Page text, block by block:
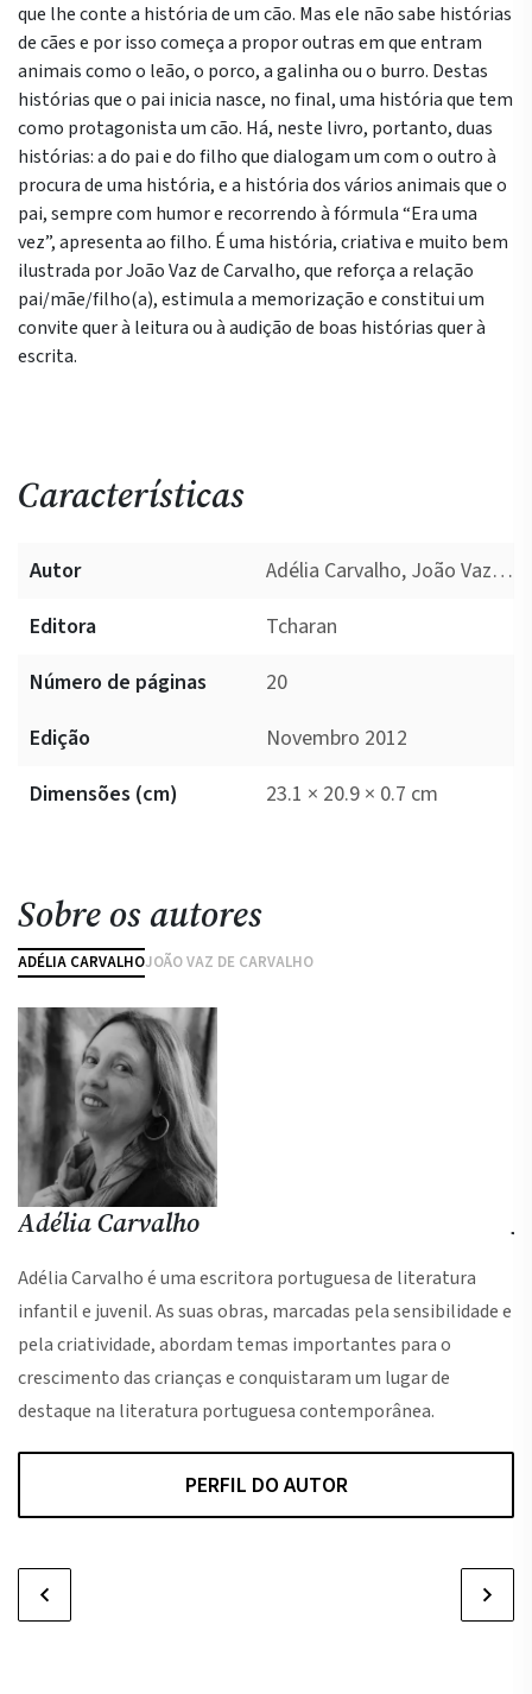
que lhe conte a história de um cão. Mas ele não sabe histórias
de cães e por isso começa a propor outras em que entram
animais como o leão, o porco, a galinha ou o burro. Destas
histórias que o pai inicia nasce, no final, uma história que tem
como protagonista um cão. Há, neste livro, portanto, duas
histórias: a do pai e do filho que dialogam um com o outro à
procura de uma história, e a história dos vários animais que o
pai, sempre com humor e recorrendo à fórmula “Era uma
vez”, apresenta ao filho. É uma história, criativa e muito bem
ilustrada por João Vaz de Carvalho, que reforça a relação
pai/mãe/filho(a), estimula a memorização e constitui um
convite quer à leitura ou à audição de boas histórias quer à
escrita.
Características
Autor
Adélia Carvalho, João Vaz De Carvalho
Editora
Tcharan
Número de páginas
20
Edição
Novembro 2012
Dimensões (cm)
23.1 × 20.9 × 0.7 cm
Sobre os autores
ADÉLIA CARVALHOJOÃO VAZ DE CARVALHO
Adélia Carvalho
Adélia Carvalho é uma escritora portuguesa de literatura
infantil e juvenil. As suas obras, marcadas pela sensibilidade e
pela criatividade, abordam temas importantes para o
crescimento das crianças e conquistaram um lugar de
destaque na literatura portuguesa contemporânea.
PERFIL DO AUTOR